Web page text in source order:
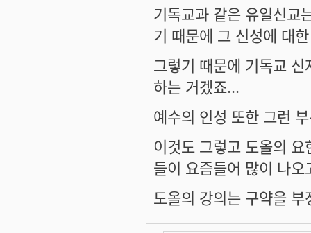
기독교과 같은 유일신교
기 때문에 그 신성에 대
그렇기 때문에 기독교
하는 거겠죠...
예수의 인성 또한 그런
이것도 그렇고 도올의
들이 요즘들어 많이 나
도올의 강의는 구약을